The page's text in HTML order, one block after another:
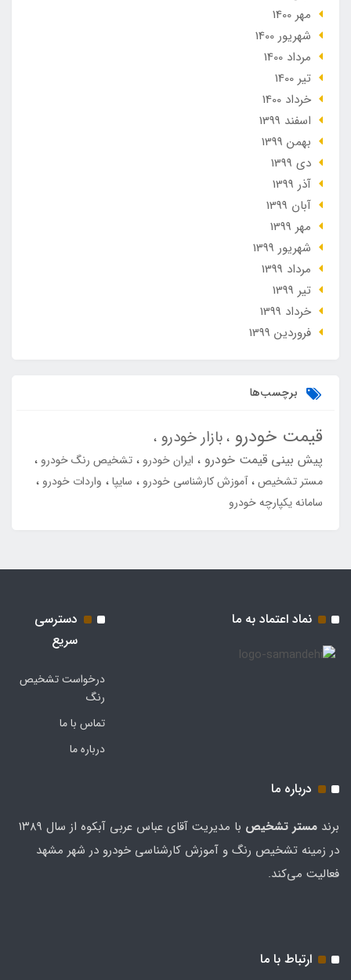
مهر 1400
شهریور 1400
مرداد 1400
تير 1400
خرداد 1400
اسفند 1399
بهمن 1399
دی 1399
آذر 1399
آبان 1399
مهر 1399
شهریور 1399
مرداد 1399
تير 1399
خرداد 1399
فروردین 1399
برچسب‌ها
قیمت خودرو بازار خودرو
پیش بینی قیمت خودرو ایران خودرو
تشخیص رنگ خودرو
مستر تشخیص آموزش کارشناسی خودرو سایپا
واردات خودرو
سامانه یکپارچه خودرو
نماد اعتماد به ما
دسترسی
سریع
درخواست تشخیص
رنگ
تماس با ما
درباره ما
درباره ما
برند مستر تشخيص
با مدیریت آقای عباس عربی آبکوه از سال ۱۳۸۹
در زمینه تشخیص رنگ و آموزش کارشناسی خودرو در شهر مشهد
فعالیت می‌کند.
ارتباط با ما